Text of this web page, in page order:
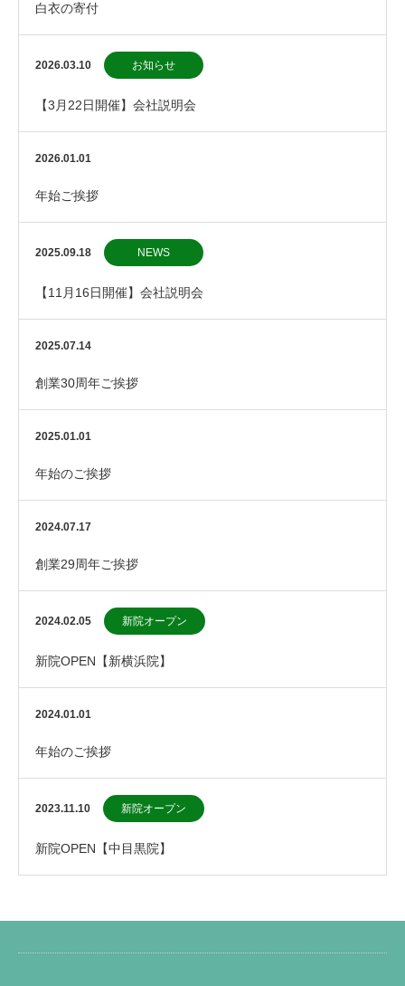
白衣の寄付
2026.03.10 お知らせ
【3月22日開催】会社説明会
2026.01.01
年始ご挨拶
2025.09.18 NEWS
【11月16日開催】会社説明会
2025.07.14
創業30周年ご挨拶
2025.01.01
年始のご挨拶
2024.07.17
創業29周年ご挨拶
2024.02.05 新院オープン
新院OPEN【新横浜院】
2024.01.01
年始のご挨拶
2023.11.10 新院オープン
新院OPEN【中目黒院】